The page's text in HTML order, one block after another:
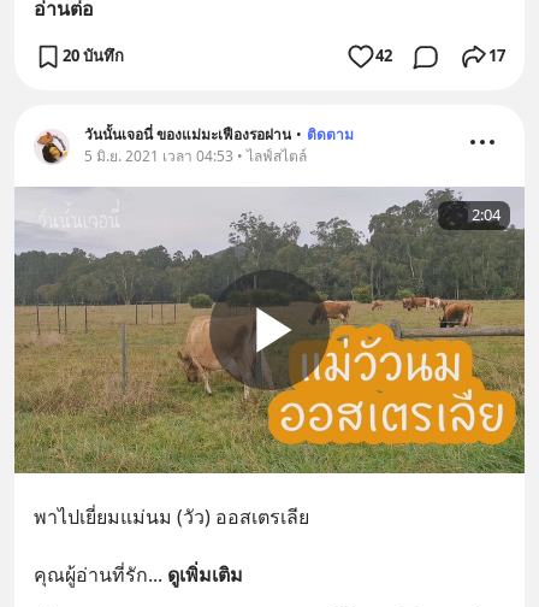
อ่านต่อ
20 บันทึก 42 17
วันนั้นเจอนี่ ของแม่มะเฟืองรอฝาน • ติดตาม
5 มิ.ย. 2021 เวลา 04:53 • ไลฟ์สไตล์
2:04
พาไปเยี่ยมแม่นม (วัว) ออสเตรเลีย
คุณผู้อ่านที่รัก... ดูเพิ่มเติม